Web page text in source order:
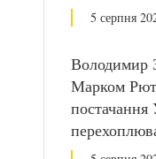
5 серпня
Володимир
Марком
постачання